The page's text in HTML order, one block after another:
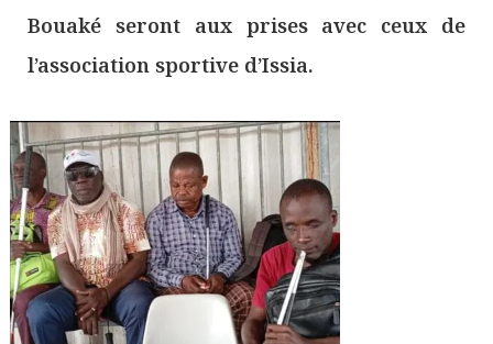
Bouaké seront aux prises avec ceux de
l’association sportive d’Issia.